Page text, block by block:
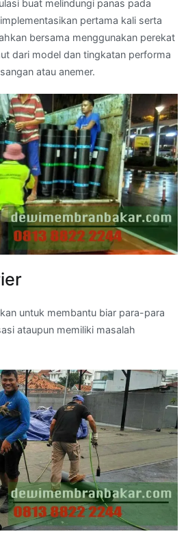
buat melindungi panas pada
pertama kali serta
bersama menggunakan perekat
dari model dan tingkatan performa
atau anemer.
untuk membantu biar para-para
ataupun memiliki masalah